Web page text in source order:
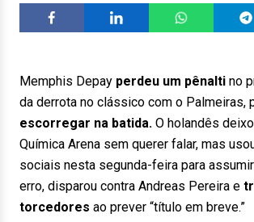
Memphis Depay perdeu um pênalti no
da derrota no clássico com o Palmeiras,
escorregar na batida. O holandês
Química Arena sem querer falar, mas
sociais nesta segunda-feira para
erro, disparou contra Andreas Pereira e
torcedores ao prever “título em breve.”